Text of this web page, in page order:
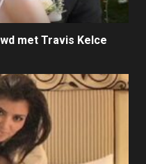
met Travis Kelce